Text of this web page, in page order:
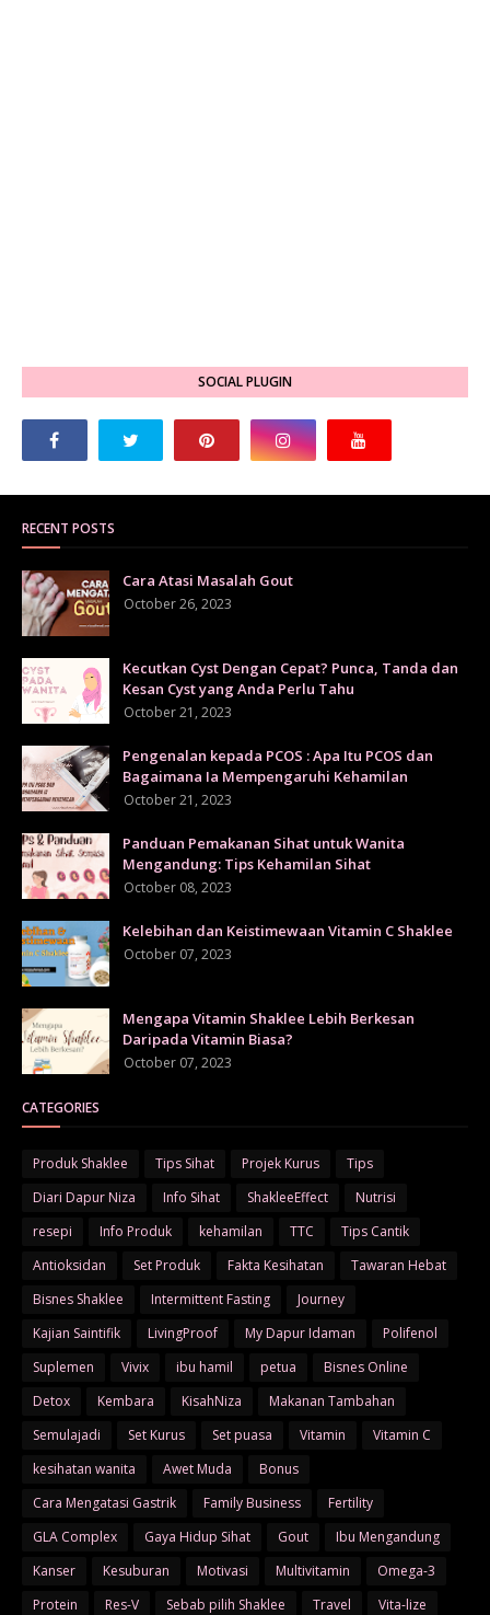
SOCIAL PLUGIN
RECENT POSTS
Cara Atasi Masalah Gout
October 26, 2023
Kecutkan Cyst Dengan Cepat? Punca, Tanda dan
Kesan Cyst yang Anda Perlu Tahu
October 21, 2023
Pengenalan kepada PCOS : Apa Itu PCOS dan
Bagaimana Ia Mempengaruhi Kehamilan
October 21, 2023
Panduan Pemakanan Sihat untuk Wanita
Mengandung: Tips Kehamilan Sihat
October 08, 2023
Kelebihan dan Keistimewaan Vitamin C Shaklee
October 07, 2023
Mengapa Vitamin Shaklee Lebih Berkesan
Daripada Vitamin Biasa?
October 07, 2023
CATEGORIES
Produk Shaklee Tips Sihat Projek Kurus
Tips
Diari Dapur Niza
Info Sihat ShakleeEffect
Nutrisi
resepi
Info Produk kehamilan TTC
Tips Cantik
Antioksidan
Set Produk Fakta Kesihatan
Tawaran Hebat
Bisnes Shaklee
Intermittent Fasting
Journey
Kajian Saintifik
LivingProof My Dapur Idaman
Polifenol
Suplemen
Vivix ibu hamil petua
Bisnes Online
Detox
Kembara KisahNiza
Makanan Tambahan
Semulajadi
Set Kurus Set puasa Vitamin
Vitamin C
kesihatan wanita
Awet Muda
Bonus
Cara Mengatasi Gastrik
Family Business
Fertility
GLA Complex
Gaya Hidup Sihat Gout
Ibu Mengandung
Kanser
Kesuburan Motivasi Multivitamin
Omega-3
Protein
Res-V Sebab pilih Shaklee Travel
Vita-lize